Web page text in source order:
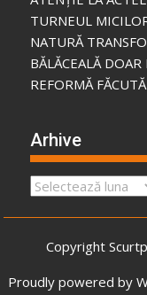
TURNEUL
NATURĂ
BĂLĂCEALĂ
REFORMĂ
Arhive
Arhive
Copyright
Proudly powered by